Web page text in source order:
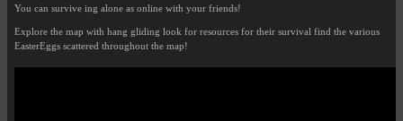
You can survive ing alone as online with your friends!
Explore the map with hang gliding look for resources for their survival find the various
EasterEggs scattered throughout the map!